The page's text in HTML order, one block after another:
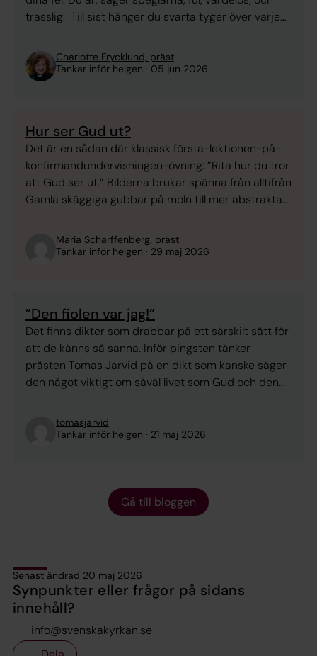
trasslig. Till sist hänger du svarta tyger över varje
av överlevandsinstinkt. Nu ska du leva spegelfritt.
Du får hitta strategier: ...
Charlotte Frycklund, präst
Tankar inför helgen
05 jun 2026
Hur ser Gud ut?
Det är en sådan där klassisk första-lektionen-på-
konfirmandundervisningen-övning: ”Rita hur du tror
att Gud ser ut.” Bilderna brukar spänna från alltifrån
Gamla skäggiga gubbar på moln till mer abstrakta
ljus. Ibland ett vakande öga eller en öppen famn.
Fast jag måste erkänna att bilden av Gud som en
Maria Scharffenberg, präst
Tankar inför helgen
29 maj 2026
”Den fiolen var jag!”
Det finns dikter som drabbar på ett särskilt sätt för
att de känns så sanna. Inför pingsten tänker
prästen Tomas Jarvid på en dikt som kanske säger
den något viktigt om såväl livet som Gud och den
tomasjarvid
Tankar inför helgen
21 maj 2026
Gå till bloggen
Senast ändrad 20 maj 2026
Synpunkter eller frågor på sidans
innehåll?
info@svenskakyrkan.se